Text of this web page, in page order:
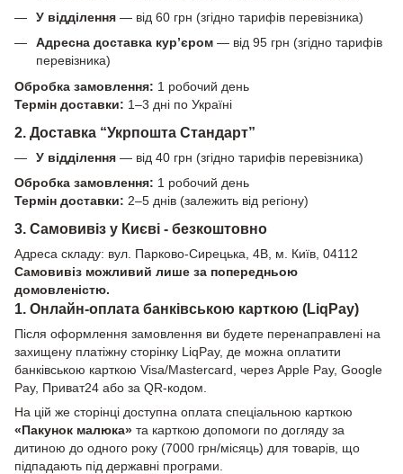
У відділення — від 60 грн (згідно тарифів перевізника)
Адресна доставка кур’єром — від 95 грн (згідно тарифів
перевізника)
Обробка замовлення: 1 робочий день
Термін доставки: 1–3 дні по Україні
2. Доставка “Укрпошта Стандарт”
У відділення — від 40 грн (згідно тарифів перевізника)
Обробка замовлення: 1 робочий день
Термін доставки: 2–5 днів (залежить від регіону)
3. Самовивіз у Києві - безкоштовно
Адреса складу: вул. Парково-Сирецька, 4В, м. Київ, 04112
Самовивіз можливий лише за попередньою
домовленістю.
1. Онлайн-оплата банківською карткою (LiqPay)
Після оформлення замовлення ви будете перенаправлені на
захищену платіжну сторінку LiqPay, де можна оплатити
банківською карткою Visa/Mastercard, через Apple Pay, Google
Pay, Приват24 або за QR-кодом.
На цій же сторінці доступна оплата спеціальною карткою
«Пакунок малюка» та карткою допомоги по догляду за
дитиною до одного року (7000 грн/місяць) для товарів, що
підпадають під державні програми.